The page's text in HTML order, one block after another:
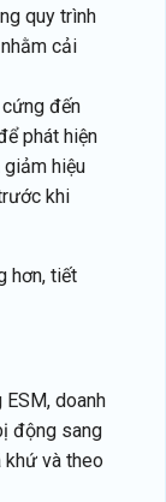
quy trình
cải
đến
phát hiện
hiệu
khi
hơn, tiết
ESM, doanh
động sang
khứ và theo